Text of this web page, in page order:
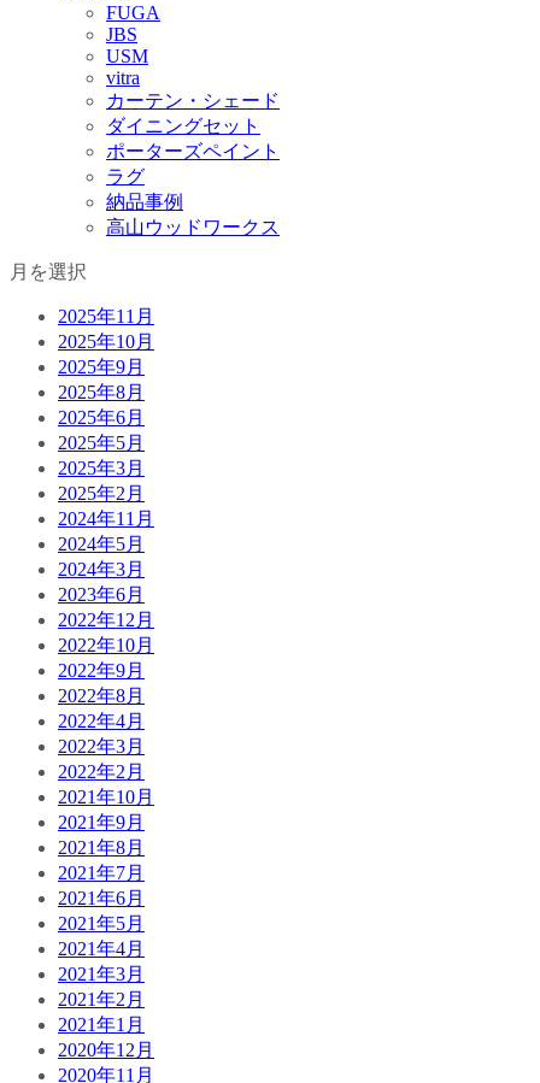
FUGA
JBS
USM
vitra
カーテン・シェード
ダイニングセット
ポーターズペイント
ラグ
納品事例
高山ウッドワークス
月を選択
2025年11月
2025年10月
2025年9月
2025年8月
2025年6月
2025年5月
2025年3月
2025年2月
2024年11月
2024年5月
2024年3月
2023年6月
2022年12月
2022年10月
2022年9月
2022年8月
2022年4月
2022年3月
2022年2月
2021年10月
2021年9月
2021年8月
2021年7月
2021年6月
2021年5月
2021年4月
2021年3月
2021年2月
2021年1月
2020年12月
2020年11月